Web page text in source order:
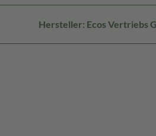
Hersteller: Ecos Vertriebs